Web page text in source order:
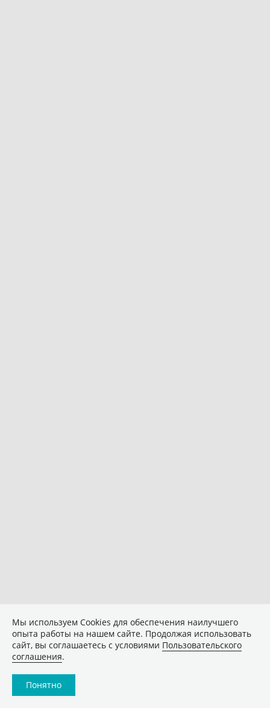
Мы используем Сookies для обеспечения наилучшего
опыта работы на нашем сайте. Продолжая использовать
сайт, вы соглашаетесь с условиями Пользовательского
соглашения.
Понятно